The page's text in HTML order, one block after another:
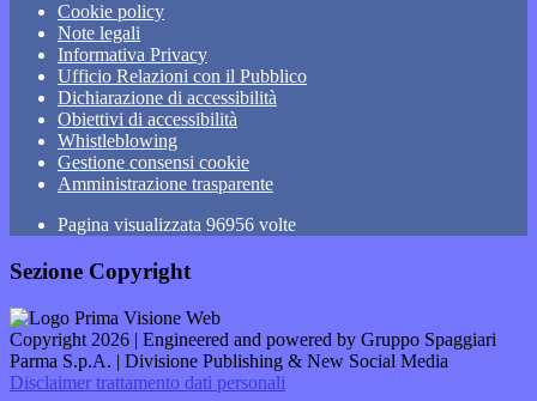
Cookie policy
Note legali
Informativa Privacy
Ufficio Relazioni con il Pubblico
Dichiarazione di accessibilità
Obiettivi di accessibilità
Whistleblowing
Gestione consensi cookie
Amministrazione trasparente
Pagina visualizzata 96956 volte
Sezione Copyright
Copyright 2026 | Engineered and powered by Gruppo Spaggiari
Parma S.p.A. | Divisione Publishing & New Social Media
Disclaimer trattamento dati personali